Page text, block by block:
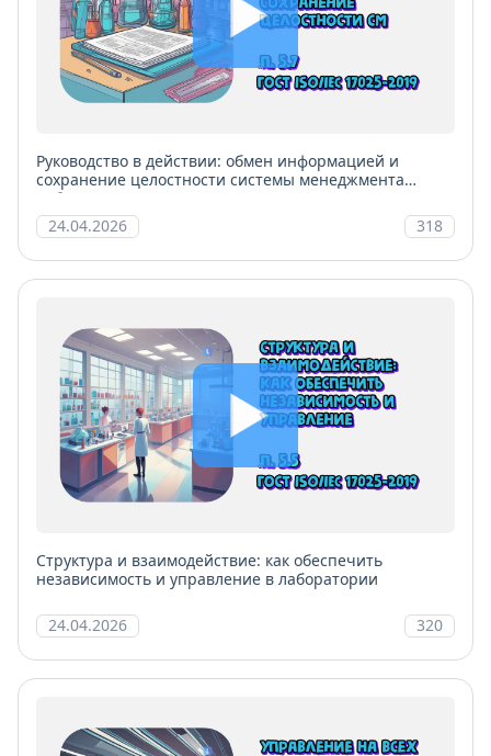
Руководство в действии: обмен информацией и
сохранение целостности системы менеджмента
лаборатории
24.04.2026
318
Структура и взаимодействие: как обеспечить
независимость и управление в лаборатории
24.04.2026 320